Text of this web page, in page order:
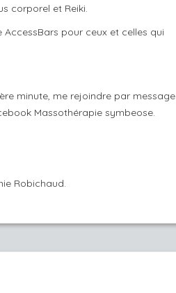
corporel et Reiki.
pour ceux et celles qui
minute, me rejoindre par message
Massothérapie symbeose.
Robichaud.